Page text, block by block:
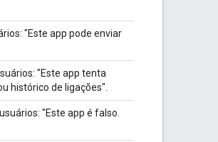
"Este app pode enviar
"Este app tenta
histórico de ligações".
"Este app é falso.